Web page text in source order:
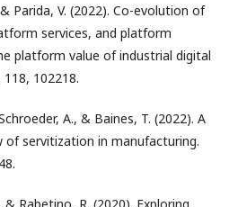
Parida, V. (2022). Co-evolution of
services, and platform
platform value of industrial digital
102218.
A., & Baines, T. (2022). A
servitization in manufacturing.